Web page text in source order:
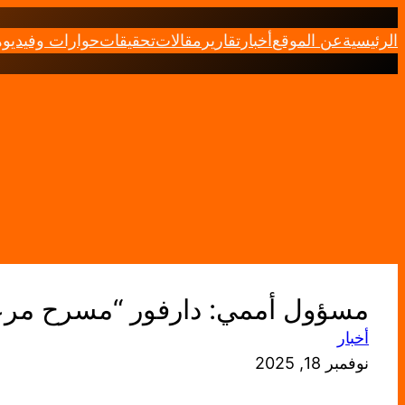
إلى
الرئيسيةعن الموقعأخبار تقارير مقالاتتحقيقاتحوارات
مسؤول أممي: دارفور “مسرح
أخبار
نوفمبر 18, 2025